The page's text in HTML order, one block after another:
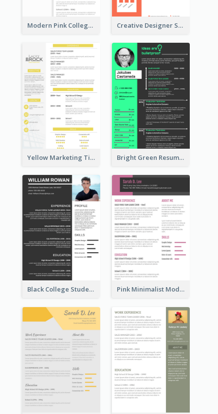
Modern Pink College Student Resume Creative Designer Student Resume
Yellow Marketing Timeline Consultant Resume Bright Green Resume
Black College Student Resume Pink Minimalist Modern Resume